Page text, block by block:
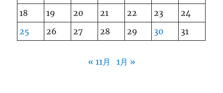
18
19 20 21 22 23
24
25
26 27 28 29 30 31
« 11月 1月 »